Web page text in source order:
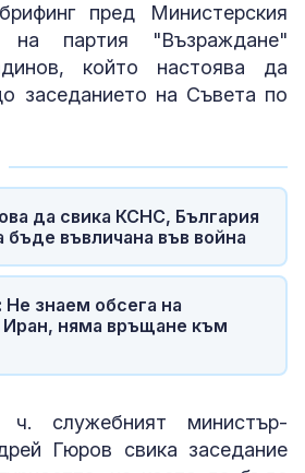
пред Министерския
на партия "Възраждане"
който настоява да
заседанието на Съвета по
да свика КСНС, България
бъде въвличана във война
Не знаем обсега на
Иран, няма връщане към
служебният министър-
Гюров свика заседание